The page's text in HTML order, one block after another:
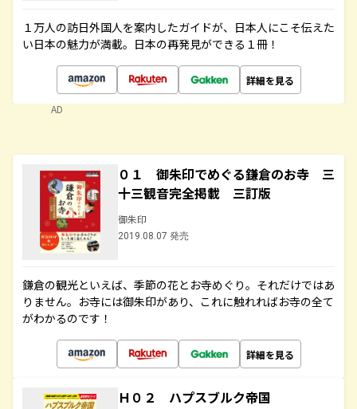
１万人の訪日外国人を案内したガイドが、日本人にこそ伝えた
い日本の魅力が満載。日本の再発見ができる１冊！
詳細を見る
AD
０１ 御朱印でめぐる鎌倉のお寺 三
十三観音完全掲載 三訂版
御朱印
2019.08.07 発売
鎌倉の観光といえば、季節の花とお寺めぐり。それだけではあ
りません。お寺には御朱印があり、これに触れればお寺の全て
がわかるのです！
詳細を見る
Ｈ０２ ハプスブルク帝国